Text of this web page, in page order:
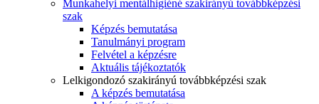
Munkahelyi mentálhigiéné szakirányú továbbképzési
szak
Képzés bemutatása
Tanulmányi program
Felvétel a képzésre
Aktuális tájékoztatók
Lelkigondozó szakirányú továbbképzési szak
A képzés bemutatása